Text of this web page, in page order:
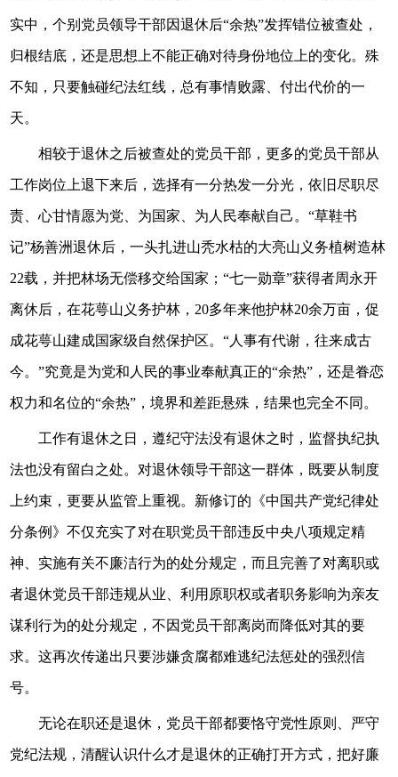
实中，个别党员领导干部因退休后“余热”发挥错位被查处，
归根结底，还是思想上不能正确对待身份地位上的变化。殊
不知，只要触碰纪法红线，总有事情败露、付出代价的一
天。
相较于退休之后被查处的党员干部，更多的党员干部从
工作岗位上退下来后，选择有一分热发一分光，依旧尽职尽
责、心甘情愿为党、为国家、为人民奉献自己。“草鞋书
记”杨善洲退休后，一头扎进山秃水枯的大亮山义务植树造林
22载，并把林场无偿移交给国家；“七一勋章”获得者周永开
离休后，在花萼山义务护林，20多年来他护林20余万亩，促
成花萼山建成国家级自然保护区。“人事有代谢，往来成古
今。”究竟是为党和人民的事业奉献真正的“余热”，还是眷恋
权力和名位的“余热”，境界和差距悬殊，结果也完全不同。
工作有退休之日，遵纪守法没有退休之时，监督执纪执
法也没有留白之处。对退休领导干部这一群体，既要从制度
上约束，更要从监管上重视。新修订的《中国共产党纪律处
分条例》不仅充实了对在职党员干部违反中央八项规定精
神、实施有关不廉洁行为的处分规定，而且完善了对离职或
者退休党员干部违规从业、利用原职权或者职务影响为亲友
谋利行为的处分规定，不因党员干部离岗而降低对其的要
求。这再次传递出只要涉嫌贪腐都难逃纪法惩处的强烈信
号。
无论在职还是退休，党员干部都要恪守党性原则、严守
党纪法规，清醒认识什么才是退休的正确打开方式，把好廉